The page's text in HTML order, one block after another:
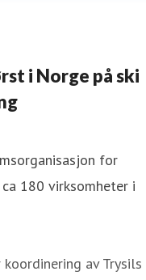
i Norge på ski
for
180 virksomheter i
av Trysils